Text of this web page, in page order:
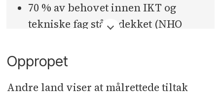
70 % av behovet innen IKT og
tekniske fag står udekket (NHO
Antall søkere til lektorutdanning i
Oppropet
Andre land viser at målrettede tiltak